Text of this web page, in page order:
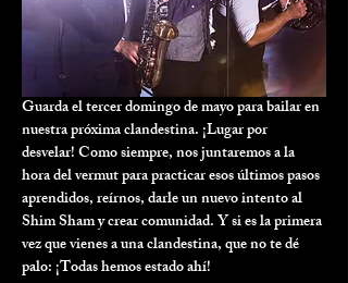
Guarda el tercer domingo de mayo para bailar en
nuestra próxima clandestina. ¡Lugar por
desvelar! Como siempre, nos juntaremos a la
hora del vermut para practicar esos últimos pasos
aprendidos, reírnos, darle un nuevo intento al
Shim Sham y crear comunidad. Y si es la primera
vez que vienes a una clandestina, que no te dé
palo: ¡Todas hemos estado ahí!